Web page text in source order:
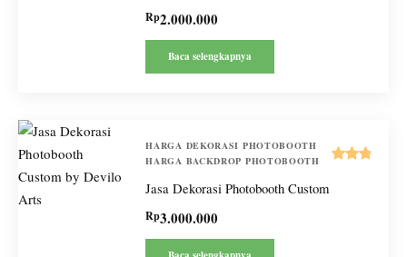
Rp2.000.000
Baca selengkapnya
HARGA DEKORASI PHOTOBOOTH
HARGA BACKDROP PHOTOBOOTH
Jasa Dekorasi Photobooth Custom
Rp3.000.000